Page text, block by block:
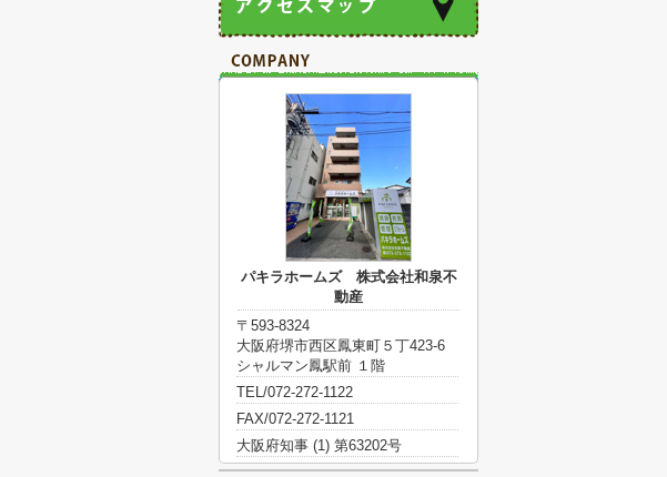
パキラホームズ 株式会社和泉不
動産
〒593-8324
大阪府堺市西区鳳東町５丁423-6
シャルマン鳳駅前 １階
TEL/072-272-1122
FAX/072-272-1121
大阪府知事 (1) 第63202号